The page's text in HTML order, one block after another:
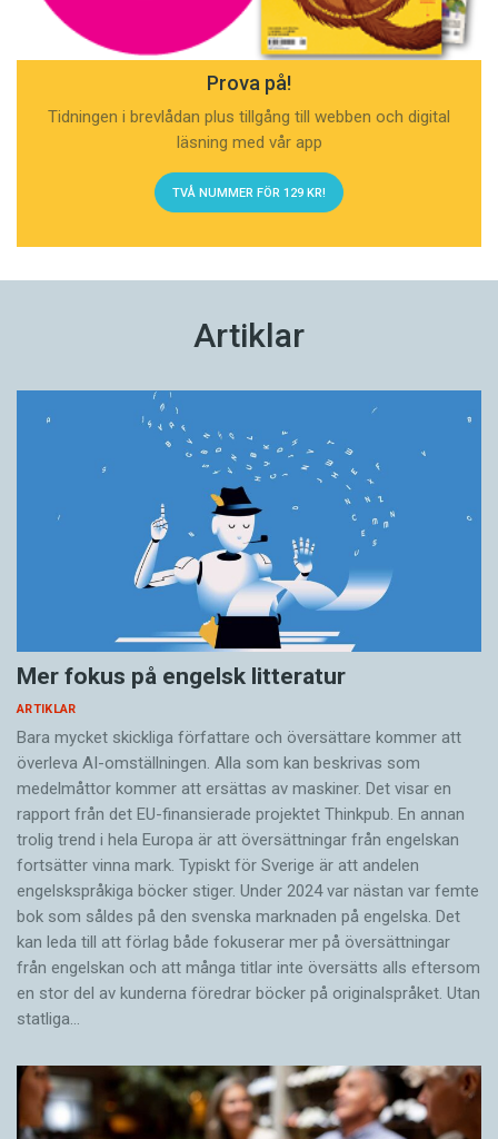
Prova på!
Tidningen i brevlådan plus tillgång till webben och digital
läsning med vår app
TVÅ NUMMER FÖR 129 KR!
Artiklar
Mer fokus på engelsk litteratur
ARTIKLAR
Bara mycket skickliga författare och översättare ­kommer att
överleva AI-omställningen. Alla som kan beskrivas som
medelmåttor kommer att ersättas av maskiner. Det visar en
rapport från det EU-finansierade projektet Thinkpub. En annan
trolig trend i hela Europa är att översättningar från engelskan
fortsätter vinna mark. Typiskt för Sverige är att andelen
engelskspråkiga böcker stiger. Under 2024 var nästan var femte
bok som såldes på den svenska marknaden på engelska. Det
kan leda till att förlag både fokuserar mer på översättningar
från engelskan och att många titlar inte översätts alls eftersom
en stor del av kunderna föredrar böcker på originalspråket. Utan
statliga…